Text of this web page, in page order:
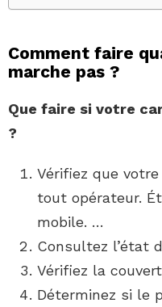
Comment faire
marche pas ?
Que faire si votre
?
Vérifiez que
tout opérateur.
mobile. …
Consultez l’état
Vérifiez la
Déterminez si le